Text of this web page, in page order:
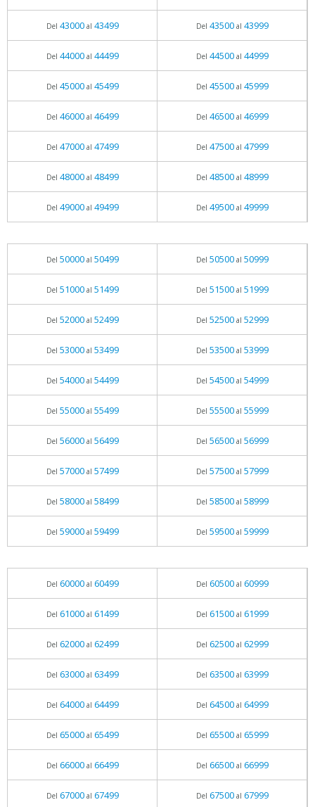
Del 43000al 43499 Del 43500al 43999
Del 44000al 44499 Del 44500al 44999
Del 45000al 45499 Del 45500al 45999
Del 46000al 46499 Del 46500al 46999
Del 47000al 47499 Del 47500al 47999
Del 48000al 48499 Del 48500al 48999
Del 49000al 49499 Del 49500al 49999
Del 50000al 50499 Del 50500al 50999
Del 51000al 51499 Del 51500al 51999
Del 52000al 52499 Del 52500al 52999
Del 53000al 53499 Del 53500al 53999
Del 54000al 54499 Del 54500al 54999
Del 55000al 55499 Del 55500al 55999
Del 56000al 56499 Del 56500al 56999
Del 57000al 57499 Del 57500al 57999
Del 58000al 58499 Del 58500al 58999
Del 59000al 59499 Del 59500al 59999
Del 60000al 60499 Del 60500al 60999
Del 61000al 61499 Del 61500al 61999
Del 62000al 62499 Del 62500al 62999
Del 63000al 63499 Del 63500al 63999
Del 64000al 64499 Del 64500al 64999
Del 65000al 65499 Del 65500al 65999
Del 66000al 66499 Del 66500al 66999
Del 67000al 67499 Del 67500al 67999